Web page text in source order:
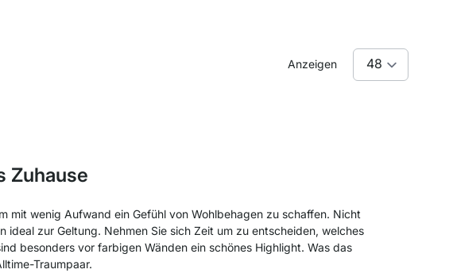
Anzeigen
Zuhause
mit wenig Aufwand ein Gefühl von Wohlbehagen zu schaffen. Nicht
zur Geltung. Nehmen Sie sich Zeit um zu entscheiden, welches
besonders vor farbigen Wänden ein schönes Highlight. Was das
Traumpaar.